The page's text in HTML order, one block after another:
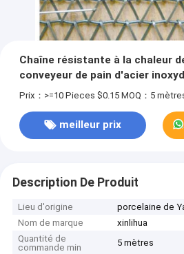
Chaîne résistante à la chaleur
conveyeur de pain d'acier
cuisson
Prix：>=10 Pieces $0.15 MOQ：5
meilleur prix
Description De Produit
Lieu d'origine
porcelaine de
Nom de marque
xinlihua
Quantité de
commande min
5 mètres